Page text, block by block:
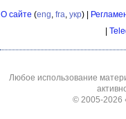
О сайте (eng, fra, укр) |
Любое использование
© 2005-2026